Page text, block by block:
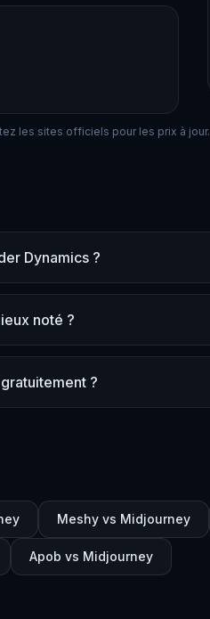
les sites officiels pour les prix à jour.
Dynamics ?
noté ?
?
Meshy vs Midjourney
Apob vs Midjourney